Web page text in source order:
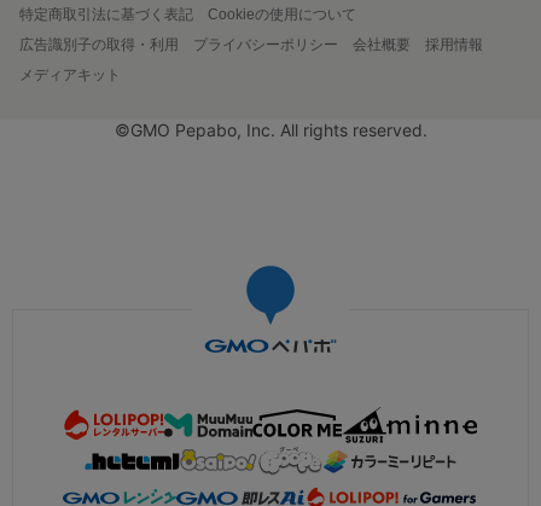
特定商取引法に基づく表記
Cookieの使用について
広告識別子の取得・利用
プライバシーポリシー 会社概要
採用情報
メディアキット
©GMO Pepabo, Inc. All rights reserved.